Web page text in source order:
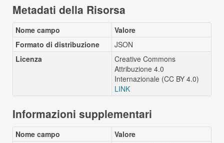
Metadati della Risorsa
Nome campo
Valore
Formato di distribuzione
JSON
Licenza
Creative Commons
Attribuzione 4.0
Internazionale (CC BY 4.0)
LINK
Informazioni supplementari
Nome campo
Valore